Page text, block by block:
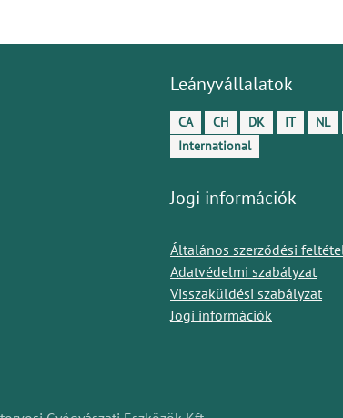
Leányvállalatok
CA CH DK IT NL
International
Jogi információk
Általános szerződési
Adatvédelmi szabályzat
Visszaküldési szabályzat
Jogi információk